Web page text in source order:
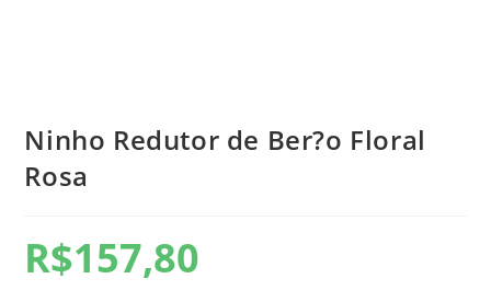
Ninho Redutor de Ber?o Floral
Rosa
R$157,80